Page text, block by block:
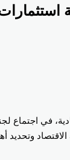
في
وتحديد